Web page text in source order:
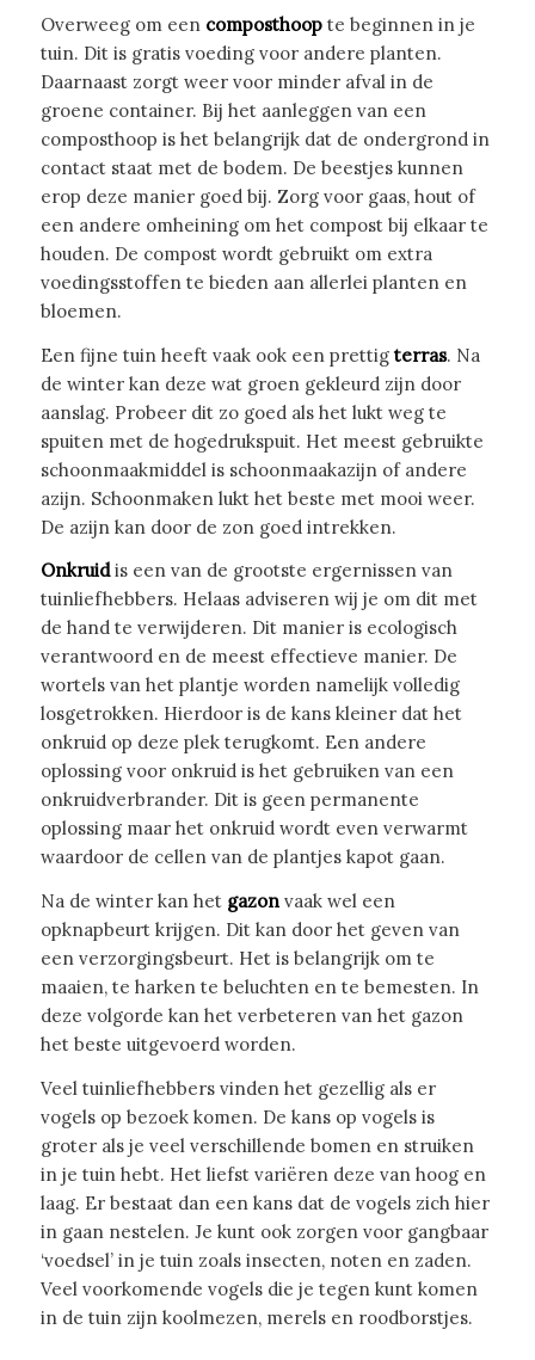
Overweeg om een composthoopte beginnen in je
tuin. Dit is gratis voeding voor andere planten.
Daarnaast zorgt weer voor minder afval in de
groene container. Bij het aanleggen van een
composthoop is het belangrijk dat de ondergrond in
contact staat met de bodem. De beestjes kunnen
erop deze manier goed bij. Zorg voor gaas, hout of
een andere omheining om het compost bij elkaar te
houden. De compost wordt gebruikt om extra
voedingsstoffen te bieden aan allerlei planten en
bloemen.
Een fijne tuin heeft vaak ook een prettig terras. Na
de winter kan deze wat groen gekleurd zijn door
aanslag. Probeer dit zo goed als het lukt weg te
spuiten met de hogedrukspuit. Het meest gebruikte
schoonmaakmiddel is schoonmaakazijn of andere
azijn. Schoonmaken lukt het beste met mooi weer.
De azijn kan door de zon goed intrekken.
Onkruidis een van de grootste ergernissen van
tuinliefhebbers. Helaas adviseren wij je om dit met
de hand te verwijderen. Dit manier is ecologisch
verantwoord en de meest effectieve manier. De
wortels van het plantje worden namelijk volledig
losgetrokken. Hierdoor is de kans kleiner dat het
onkruid op deze plek terugkomt. Een andere
oplossing voor onkruid is het gebruiken van een
onkruidverbrander. Dit is geen permanente
oplossing maar het onkruid wordt even verwarmt
waardoor de cellen van de plantjes kapot gaan.
Na de winter kan het gazonvaak wel een
opknapbeurt krijgen. Dit kan door het geven van
een verzorgingsbeurt. Het is belangrijk om te
maaien, te harken te beluchten en te bemesten. In
deze volgorde kan het verbeteren van het gazon
het beste uitgevoerd worden.
Veel tuinliefhebbers vinden het gezellig als er
vogels op bezoek komen. De kans op vogels is
groter als je veel verschillende bomen en struiken
in je tuin hebt. Het liefst variëren deze van hoog en
laag. Er bestaat dan een kans dat de vogels zich hier
in gaan nestelen. Je kunt ook zorgen voor gangbaar
‘voedsel’ in je tuin zoals insecten, noten en zaden.
Veel voorkomende vogels die je tegen kunt komen
in de tuin zijn koolmezen, merels en roodborstjes.